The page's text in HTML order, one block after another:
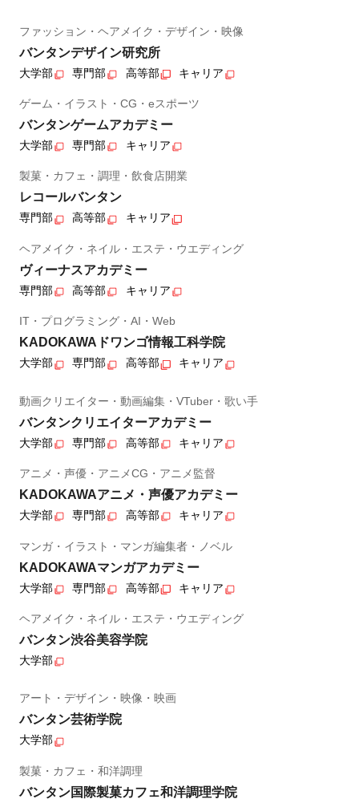
ファッション・ヘアメイク・デザイン・映像
バンタンデザイン研究所
大学部 専門部 高等部 キャリア
ゲーム・イラスト・CG・eスポーツ
バンタンゲームアカデミー
大学部 専門部 キャリア
製菓・カフェ・調理・飲食店開業
レコールバンタン
専門部 高等部 キャリア
ヘアメイク・ネイル・エステ・ウエディング
ヴィーナスアカデミー
専門部 高等部 キャリア
IT・プログラミング・AI・Web
KADOKAWAドワンゴ情報工科学院
大学部 専門部 高等部 キャリア
動画クリエイター・動画編集・VTuber・歌い手
バンタンクリエイターアカデミー
大学部 専門部 高等部 キャリア
アニメ・声優・アニメCG・アニメ監督
KADOKAWAアニメ・声優アカデミー
大学部 専門部 高等部 キャリア
マンガ・イラスト・マンガ編集者・ノベル
KADOKAWAマンガアカデミー
大学部 専門部 高等部 キャリア
ヘアメイク・ネイル・エステ・ウエディング
バンタン渋谷美容学院
大学部
アート・デザイン・映像・映画
バンタン芸術学院
大学部
製菓・カフェ・和洋調理
バンタン国際製菓カフェ和洋調理学院